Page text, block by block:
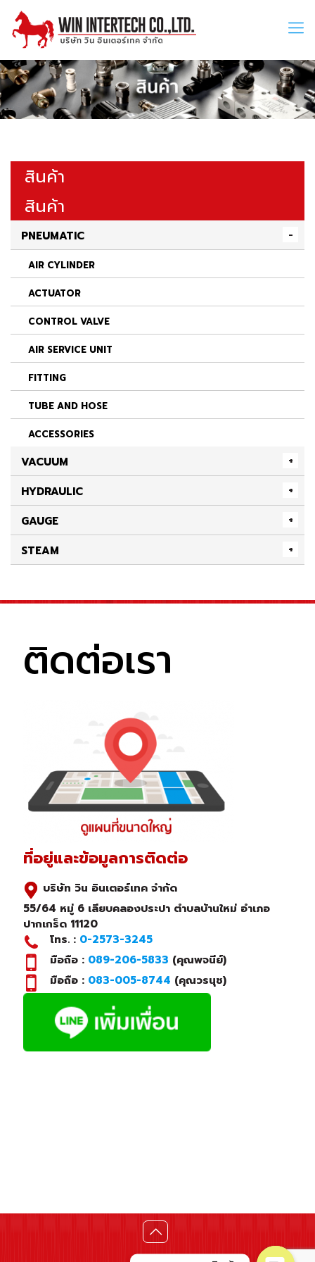
สินค้า
สินค้า
PNEUMATIC
AIR CYLINDER
ACTUATOR
CONTROL VALVE
AIR SERVICE UNIT
FITTING
TUBE AND HOSE
ACCESSORIES
VACUUM
HYDRAULIC
GAUGE
STEAM
ติดต่อเรา
ที่อยู่และข้อมูลการติดต่อ
บริษัท วิน อินเตอร์เทค จำกัด
55/64 หมู่ 6 เลียบคลองประปา ตำบลบ้านใหม่ อำเภอ
ปากเกร็ด 11120
โทร. : 0-2573-3245
มือถือ : 089-206-5833 (คุณพจนีย์)
มือถือ : 083-005-8744 (คุณวรนุช)